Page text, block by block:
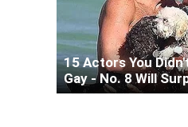
15 Actors You
Gay - No. 8 Will